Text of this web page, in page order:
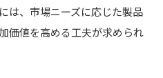
は、市場ニーズに応じた製品
価値を高める工夫が求められ